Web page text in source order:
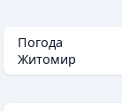
Погода
Житомир